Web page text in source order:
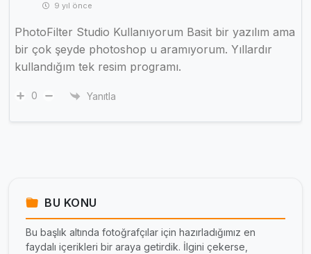
9 yıl önce
PhotoFilter Studio Kullanıyorum Basit bir yazılım ama
bir çok şeyde photoshop u aramıyorum. Yıllardır
kullandığım tek resim programı.
0 Yanıtla
BU KONU
Bu başlık altında fotoğrafçılar için hazırladığımız en
faydalı içerikleri bir araya getirdik. İlgini çekerse,